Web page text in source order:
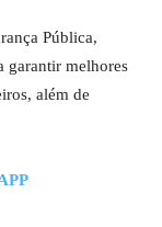
Pública,
garantir melhores
além de